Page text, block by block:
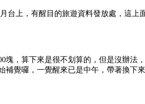
台上，有醒目的旅遊資料發放處，這上
，算下來是很不划算的，但是沒辦法
覺囉，一覺醒來已是中午，帶著換下